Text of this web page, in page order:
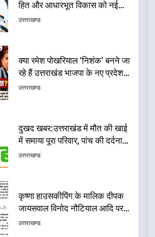
रहे हैं उत्तराखंड भाजपा के नए प्रदेश
अध्यक्ष? राजनीति के गलियारों में
उत्तराखण्ड
दुखद खबर:उत्तराखंड में मौत की खाई
में समाया पूरा परिवार, पांच की दर्दनाक
मौत
उत्तराखण्ड
कृष्णा हाउसकीपिंग के मालिक दीपक
जायसवाल विनोद नौटियाल आदि पर
मुकदमा दर्ज
उत्तराखण्ड
बड़ी खबर:आखिरकार आ ही गया
कांग्रेस की कार्यकारिणी का शुभ मुहूर्त,
गोदियाल की टीम घोषित
उत्तराखण्ड